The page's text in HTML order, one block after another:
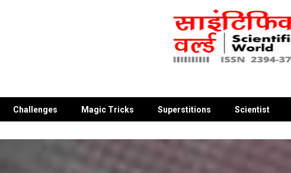
Challenges Magic Tricks Superstitions Scientist